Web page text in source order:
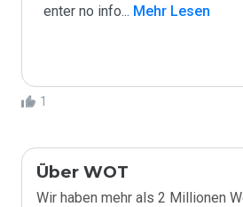
enter no info... Mehr Lesen
1
Über WOT
Wir haben mehr als 2 Millionen